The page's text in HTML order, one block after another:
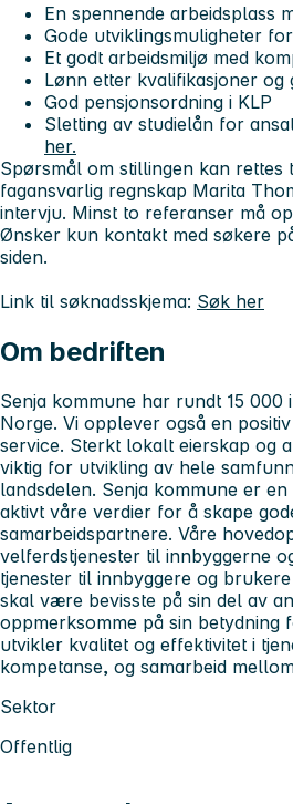
En spennende arbeidsplass
Gode utviklingsmuligheter
Et godt arbeidsmiljø med
Lønn etter kvalifikasjoner og
God pensjonsordning i KLP
Sletting av studielån for
her.
Spørsmål om stillingen kan
fagansvarlig regnskap Marita
intervju. Minst to referanser må
Ønsker kun kontakt med søkere
siden.
Link til søknadsskjema: Søk her
Om bedriften
Senja kommune har rundt 15
Norge. Vi opplever også en
service. Sterkt lokalt eierskap og
viktig for utvikling av hele
landsdelen. Senja kommune er
aktivt våre verdier for å skape
samarbeidspartnere. Våre
velferdstjenester til innbyggerne
tjenester til innbyggere og
skal være bevisste på sin del av
oppmerksomme på sin betydning
utvikler kvalitet og effektivitet i
kompetanse, og samarbeid
Sektor
Offentlig